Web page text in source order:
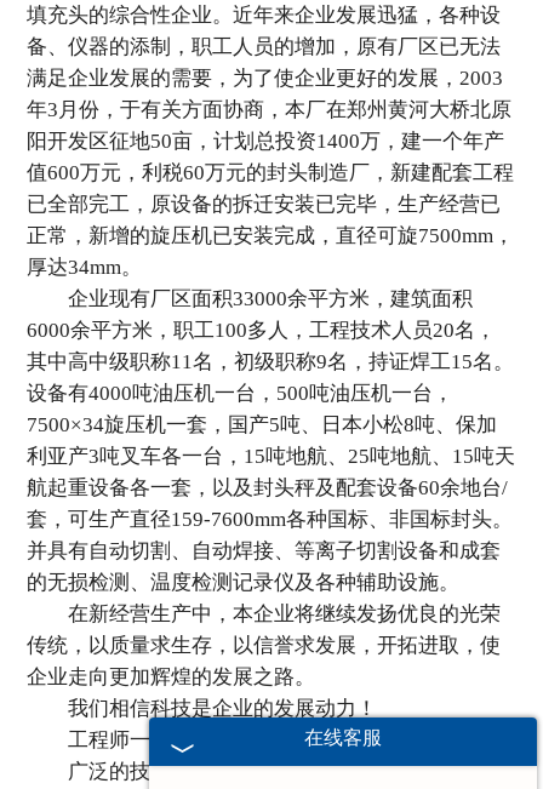
填充头的综合性企业。近年来企业发展迅猛，各种设
备、仪器的添制，职工人员的增加，原有厂区已无法
满足企业发展的需要，为了使企业更好的发展，2003
年3月份，于有关方面协商，本厂在郑州黄河大桥北原
阳开发区征地50亩，计划总投资1400万，建一个年产
值600万元，利税60万元的封头制造厂，新建配套工程
已全部完工，原设备的拆迁安装已完毕，生产经营已
正常，新增的旋压机已安装完成，直径可旋7500mm，
厚达34mm。
企业现有厂区面积33000余平方米，建筑面积
6000余平方米，职工100多人，工程技术人员20名，
其中高中级职称11名，初级职称9名，持证焊工15名。
设备有4000吨油压机一台，500吨油压机一台，
7500×34旋压机一套，国产5吨、日本小松8吨、保加
利亚产3吨叉车各一台，15吨地航、25吨地航、15吨天
航起重设备各一套，以及封头秤及配套设备60余地台/
套，可生产直径159-7600mm各种国标、非国标封头。
并具有自动切割、自动焊接、等离子切割设备和成套
的无损检测、温度检测记录仪及各种辅助设施。
在新经营生产中，本企业将继续发扬优良的光荣
传统，以质量求生存，以信誉求发展，开拓进取，使
企业走向更加辉煌的发展之路。
我们相信科技是企业的发展动力！
工程师一直致力于新产品的开发！
广泛的技术交流促进了科技进步！
在线客服